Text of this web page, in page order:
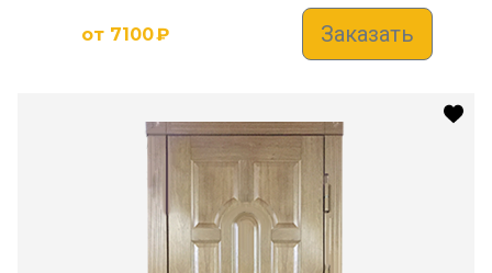
от 7100₽ Заказать